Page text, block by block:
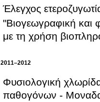
Έλεγχος
"Βιογεωγραφική και
με τη χρήση
2011–2012
Φυσιολογική
παθογόνων -